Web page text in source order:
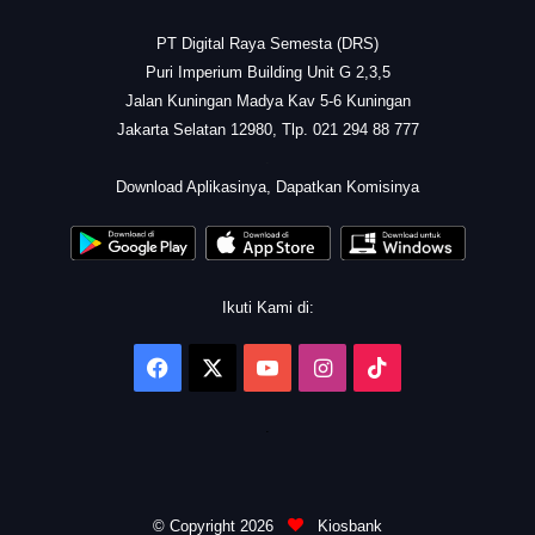
PT Digital Raya Semesta (DRS)
Puri Imperium Building Unit G 2,3,5
Jalan Kuningan Madya Kav 5-6 Kuningan
Jakarta Selatan 12980, Tlp. 021 294 88 777
Download Aplikasinya, Dapatkan Komisinya
Ikuti Kami di:
Facebook YouTubeInstagram
.
© Copyright 2026 Kiosbank